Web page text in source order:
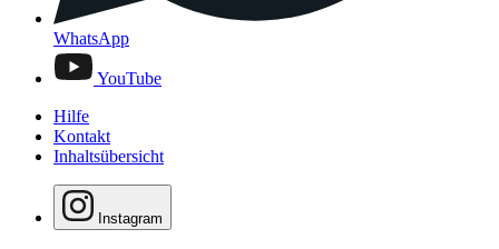
WhatsApp
YouTube
Hilfe
Kontakt
Inhaltsübersicht
Instagram